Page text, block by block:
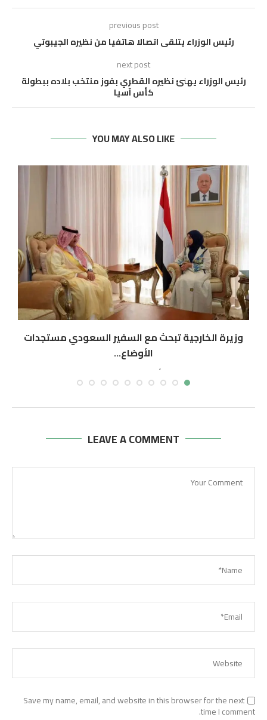
previous post
رئيس الوزراء يتلقى اتصالا هاتفيا من نظيره الجيبوتي
next post
رئيس الوزراء يهنئ نظيره القطري بفوز منتخب بلاده ببطولة
كأس آسيا
YOU MAY ALSO LIKE
وزيرة الخارجية تبحث مع السفير السعودي مستجدات
الأوضاع...
أغسطس 9, 2026
LEAVE A COMMENT
Save my name, email, and website in this browser for the next
time I comment.